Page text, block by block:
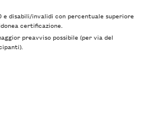
e disabili/invalidi con percentuale superiore
certificazione.
preavviso possibile (per via del